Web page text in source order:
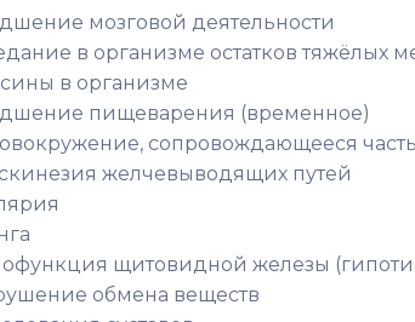
мозговой деятельности
в организме остатков тяжёлых
в организме
пищеварения (временное)
сопровождающееся
желчевыводящих путей
щитовидной железы
обмена веществ